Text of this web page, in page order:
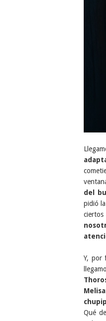
del
pidió
Y, por
Qué